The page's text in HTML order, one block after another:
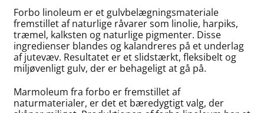
Forbo linoleum er et gulvbelægningsmateriale
fremstillet af naturlige råvarer som linolie, harpiks,
træmel, kalksten og naturlige pigmenter. Disse
ingredienser blandes og kalandreres på et underlag
af jutevæv. Resultatet er et slidstærkt, fleksibelt og
miljøvenligt gulv, der er behageligt at gå på.
Marmoleum fra forbo er fremstillet af
naturmaterialer, er det et bæredygtigt valg, der